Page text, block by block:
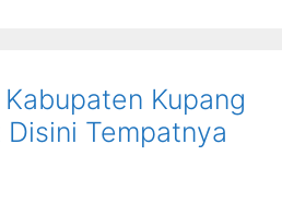
Kupang
Disini Tempatnya